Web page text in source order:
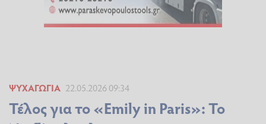
ΨΥΧΑΓΩΓΊΑ 22.05.2026 09:34
Τέλος για το «Emily in Paris»: Το